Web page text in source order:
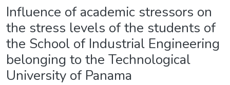
Influence of academic stressors on
the stress levels of the students of
the School of Industrial Engineering
belonging to the Technological
University of Panama